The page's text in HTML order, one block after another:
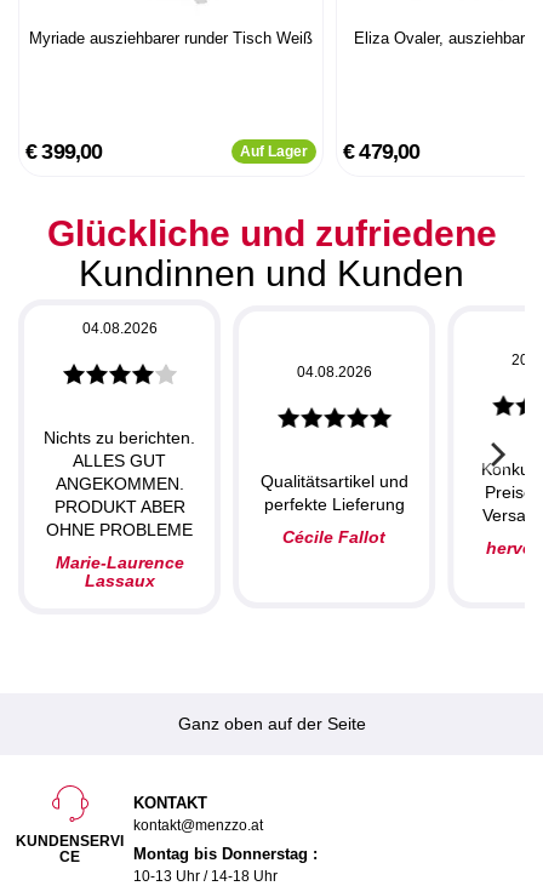
Myriade ausziehbarer runder Tisch Weiß
€ 399,00 Auf Lager
Eliza Ovaler,
€ 479,00
Glückliche und zufriedene
Kundinnen und Kunden
04.08.2026
Nichts zu berichten.
ALLES GUT
ANGEKOMMEN.
PRODUKT ABER
OHNE PROBLEME
Marie-Laurence
Lassaux
04.08.2026
Qualitätsartikel und
perfekte Lieferung
Cécile Fallot
herve
Ganz oben auf der Seite
KUNDENSERVI
CE
KONTAKT
kontakt@menzzo.at
Montag bis Donnerstag :
10-13 Uhr / 14-18 Uhr